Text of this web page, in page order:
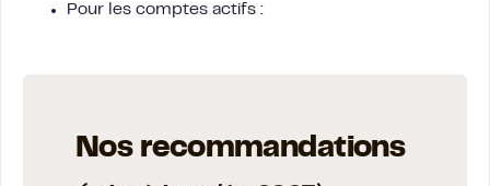
Pour les comptes actifs :
Nos recommandations